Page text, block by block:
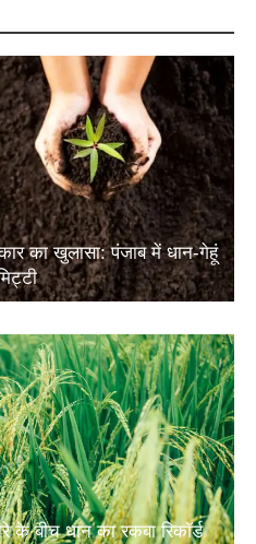
का खुलासा: पंजाब में धान-गेहूं
बीच धान का रकबा रिकॉर्ड